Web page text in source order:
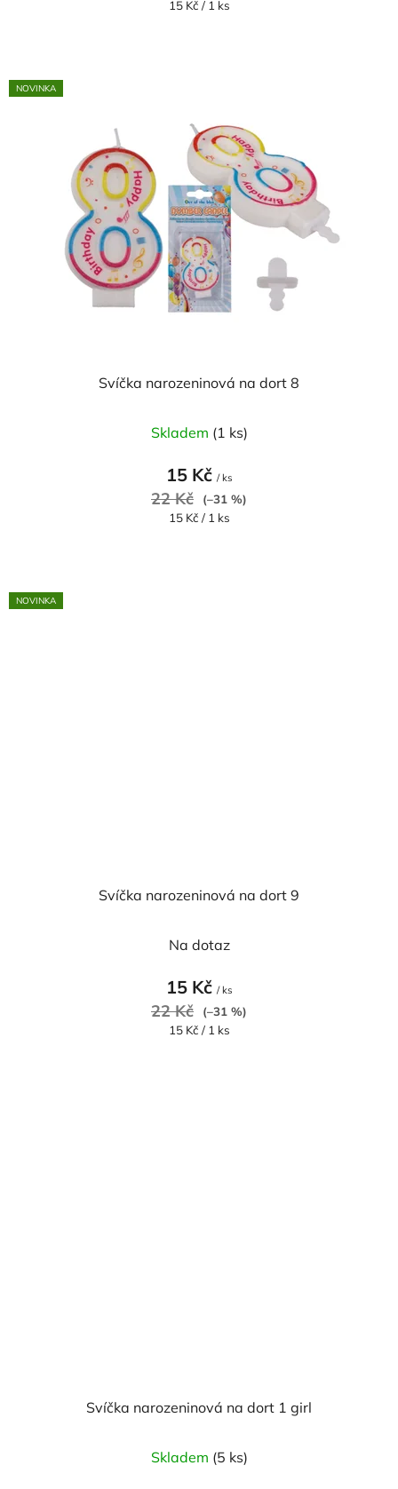
Měrná
15 Kč / 1 ks
NOVINKA
Svíčka narozeninová na dort 8
Skladem (1 ks)
15 Kč / ks
22 Kč
(–31 %)
Měrná
15 Kč / 1 ks
NOVINKA
Svíčka narozeninová na dort 9
Na dotaz
15 Kč / ks
22 Kč
(–31 %)
Měrná
15 Kč / 1 ks
Svíčka narozeninová na dort 1 girl
Skladem (5 ks)